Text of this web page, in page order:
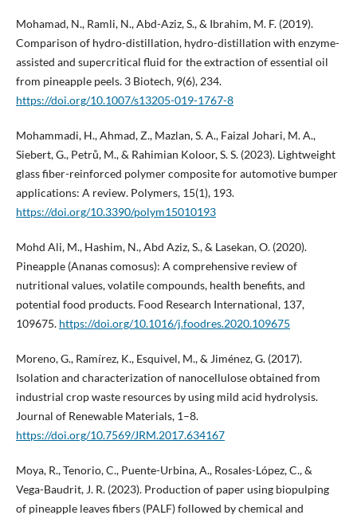
Mohamad, N., Ramli, N., Abd-Aziz, S., & Ibrahim, M. F. (2019).
Comparison of hydro-distillation, hydro-distillation with enzyme-
assisted and supercritical fluid for the extraction of essential oil
from pineapple peels. 3 Biotech, 9(6), 234.
https://doi.org/10.1007/s13205-019-1767-8
Mohammadi, H., Ahmad, Z., Mazlan, S. A., Faizal Johari, M. A.,
Siebert, G., Petrů, M., & Rahimian Koloor, S. S. (2023). Lightweight
glass fiber-reinforced polymer composite for automotive bumper
applications: A review. Polymers, 15(1), 193.
https://doi.org/10.3390/polym15010193
Mohd Ali, M., Hashim, N., Abd Aziz, S., & Lasekan, O. (2020).
Pineapple (Ananas comosus): A comprehensive review of
nutritional values, volatile compounds, health benefits, and
potential food products. Food Research International, 137,
109675. https://doi.org/10.1016/j.foodres.2020.109675
Moreno, G., Ramírez, K., Esquivel, M., & Jiménez, G. (2017).
Isolation and characterization of nanocellulose obtained from
industrial crop waste resources by using mild acid hydrolysis.
Journal of Renewable Materials, 1–8.
https://doi.org/10.7569/JRM.2017.634167
Moya, R., Tenorio, C., Puente-Urbina, A., Rosales-López, C., &
Vega-Baudrit, J. R. (2023). Production of paper using biopulping
of pineapple leaves fibers (PALF) followed by chemical and